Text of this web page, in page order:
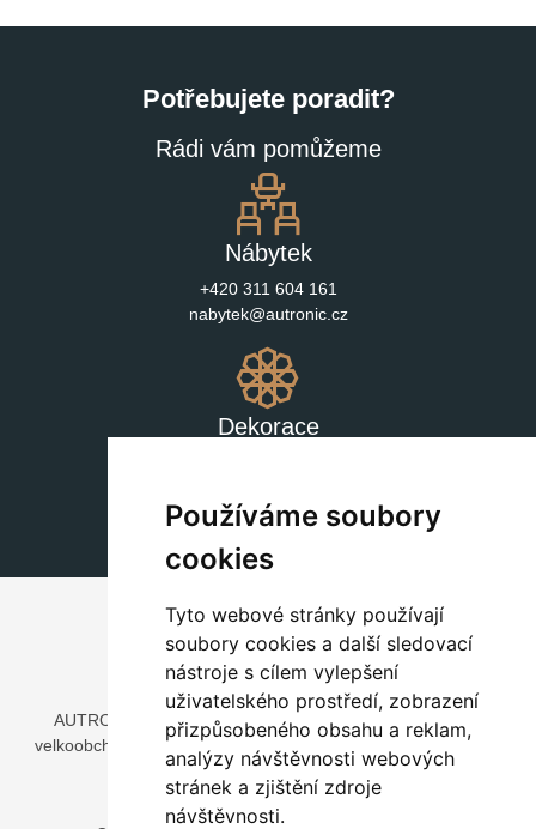
Používáme soubory
cookies
Tyto webové stránky používají
soubory cookies a další sledovací
nástroje s cílem vylepšení
uživatelského prostředí, zobrazení
přizpůsobeného obsahu a reklam,
analýzy návštěvnosti webových
stránek a zjištění zdroje
návštěvnosti.
Potřebujete poradit?
Rádi vám pomůžeme
Nábytek
+420 311 604 161
nabytek@autronic.cz
Dekorace
AUTRONIC, s.r.o. je společnost zabývající se dovozem a
velkoobchodním prodejem designového i stylového nábytku a
dekorací.
Česká republika